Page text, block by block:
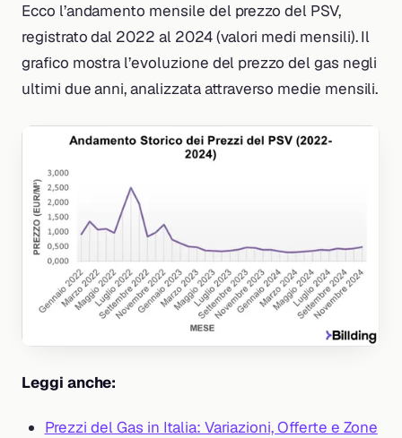
Ecco l’andamento mensile del prezzo del PSV,
registrato dal 2022 al 2024 (valori medi mensili). Il
grafico mostra l’evoluzione del prezzo del gas negli
ultimi due anni, analizzata attraverso medie mensili.
Leggi anche:
Prezzi del Gas in Italia: Variazioni, Offerte e Zone